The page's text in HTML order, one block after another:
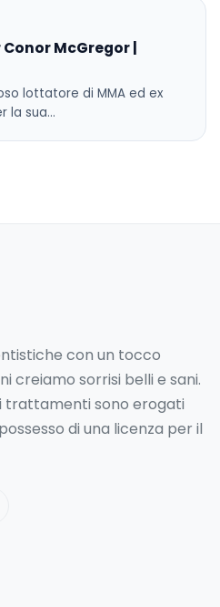
McGregor |
lottatore di MMA ed ex
la sua…
con un tocco
creiamo sorrisi belli e sani.
trattamenti sono erogati
di una licenza per il